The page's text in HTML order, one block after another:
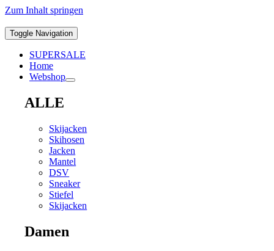
Zum Inhalt springen
Toggle Navigation
SUPERSALE
Home
Webshop
ALLE
Skijacken
Skihosen
Jacken
Mantel
DSV
Sneaker
Stiefel
Skijacken
Damen